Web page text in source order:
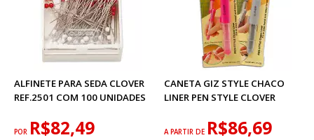
ALFINETE PARA SEDA CLOVER
REF.2501 COM 100 UNIDADES
POR R$82,49
CANETA GIZ STYLE CHACO
LINER PEN STYLE CLOVER
A PARTIR DE R$86,69